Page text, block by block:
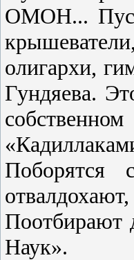
ОМОН...
олигархи,
Гундяева.
Поборятся
Поотбирают
Наук».